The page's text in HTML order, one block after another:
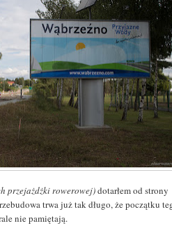
przejażdżki rowerowej)dotarłem od strony
trwa już tak długo, że początku
nie pamiętają.